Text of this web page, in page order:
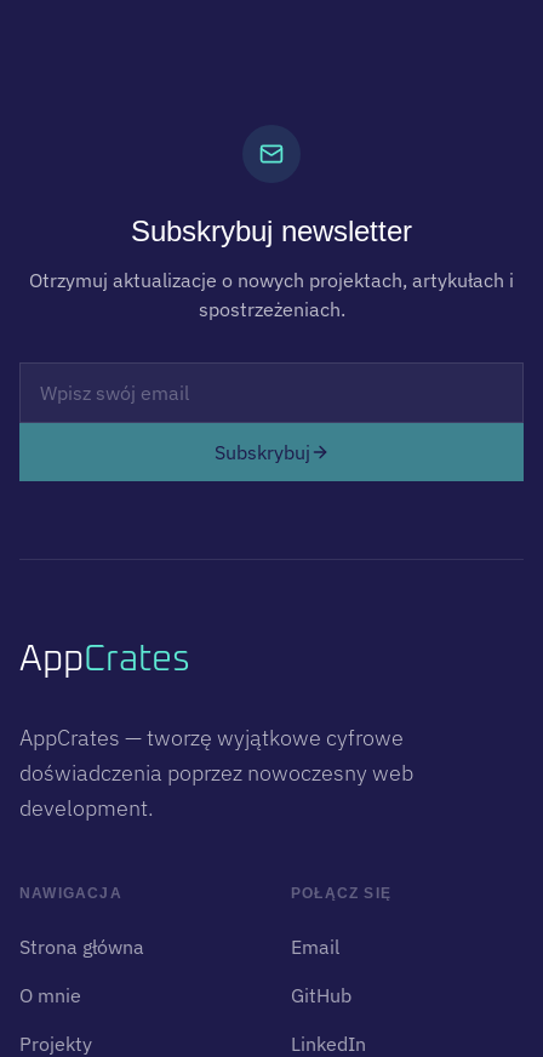
Subskrybuj newsletter
Otrzymuj aktualizacje o nowych projektach, artykułach i
spostrzeżeniach.
Subskrybuj
AppCrates
AppCrates — tworzę wyjątkowe cyfrowe
doświadczenia poprzez nowoczesny web
development.
NAWIGACJA
Strona główna
O mnie
Projekty
POŁĄCZ SIĘ
Email
GitHub
LinkedIn